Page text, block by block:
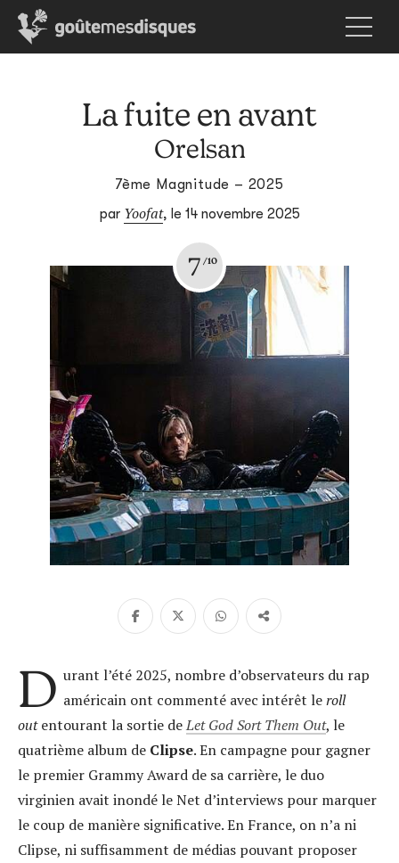
La fuite en avant
Orelsan
7ème Magnitude – 2025
par Yoofat, le 14 novembre 2025
7
D urant l’été 2025, nombre d’observateurs du rap
américain ont commenté avec intérêt leroll
outentourant la sortie deLet God Sort Them Out, le
quatrième album de Clipse. En campagne pour gagner
le premier Grammy Award de sa carrière, le duo
virginien avait inondé le Net d’interviews pour marquer
le coup de manière significative. En France, on n’a ni
Clipse, ni suffisamment de médias pouvant proposer